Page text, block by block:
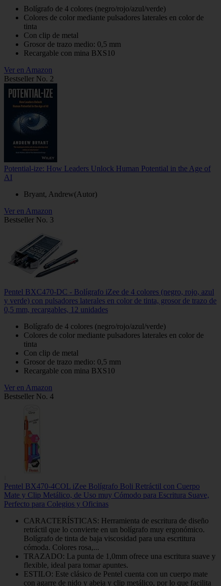
Bolígrafo de 4 colores (negro/rojo/azul/verde)
Colores de color mediante pulsadores laterales en color de
tinta
Con clip de metal
Grosor de trazo medio: 0,5 mm
Recargable con mina BXS10
Ver en Amazon
Bestseller No. 2
Potential-ize: How Leaders Unlock Human Potential in the Age of
AI
Bryant, Andrew(Autor)
Ver en Amazon
Bestseller No. 3
Pentel BXC470-DC - Bolígrafo iZee de 4 colores (negro, rojo, azul
y verde) con pulsadores laterales en color de tinta, grosor de trazo de
0,5 mm, recargables, 12 unidades
Bolígrafo de 4 colores (negro/rojo/azul/verde)
Colores de color mediante pulsadores laterales en color de
tinta
Con clip de metal
Grosor de trazo medio: 0,5 mm
Recargable con mina BXS10
Ver en Amazon
Bestseller No. 4
Pentel BX470-4COL iZee Bolígrafo Boli Retráctil con Cuerpo
Mate y Clip Metálico, de Uso muy Cómodo para Escritura Suave,
Perfecto para Colegios y Oficinas
CARACTERÍSTICAS: Herramienta de escritura de diseño
retráctil que lo convierte en un bolígrafo muy ergonómico.
Bolígrafo de tinta de baja viscosidad para una escrtitura
cómoda. Colores rosa,...
TRAZADO: La punta de 1,0mm ofrece una escritura suave y
flexible, ideal para tomar apuntes.
ESTILO: Este clásico de Pentel cuenta con un cuerpo mate
con agarre de nido y abeja y clip metálico, por lo que facilita